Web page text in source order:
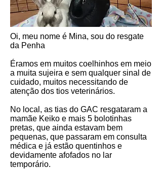
Oi, meu nome é Mina, sou do resgate
da Penha
Éramos em muitos coelhinhos em meio
a muita sujeira e sem qualquer sinal de
cuidado, muitos necessitando de
atenção dos tios veterinários.
No local, as tias do GAC resgataram a
mamãe Keiko e mais 5 bolotinhas
pretas, que ainda estavam bem
pequenas, que passaram em consulta
médica e já estão quentinhos e
devidamente afofados no lar
temporário.